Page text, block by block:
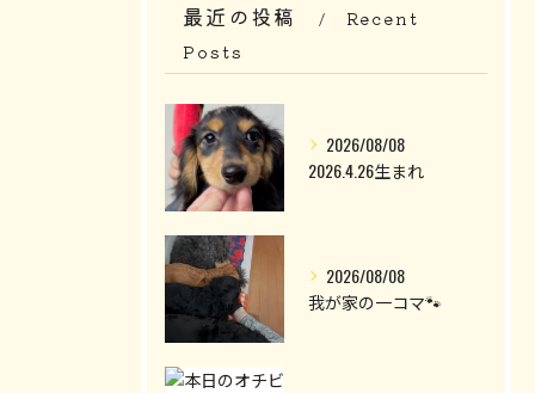
最近の投稿
Recent
Posts
2026/08/08
2026.4.26生まれ
2026/08/08
我が家の一コマ🐾